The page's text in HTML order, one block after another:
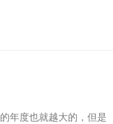
年度也就越大的，但是